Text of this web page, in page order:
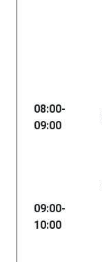
08:00-
09:00
09:00-
10:00